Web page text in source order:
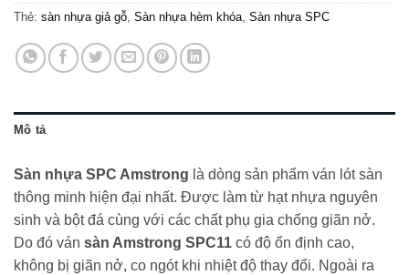
Thẻ: sàn nhựa giả gỗ, Sàn nhựa hèm khóa, Sàn nhựa SPC
Mô tả
Sàn nhựa SPC Amstrong là dòng sản phẩm ván lót sàn
thông minh hiện đại nhất. Được làm từ hạt nhựa nguyên
sinh và bột đá cùng với các chất phụ gia chống giãn nở.
Do đó ván sàn Amstrong SPC11 có độ ổn định cao,
không bị giãn nở, co ngót khi nhiệt độ thay đổi. Ngoài ra